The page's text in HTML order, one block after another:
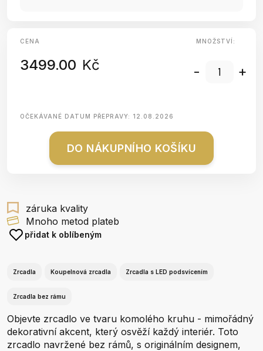
CENA
3499.00 Kč
MNOŽSTVÍ:
- +
OČEKÁVANÉ DATUM PŘEPRAVY: 12.08.2026
DO NÁKUPNÍHO KOŠÍKU
záruka kvality
Mnoho metod plateb
přidat k oblíbeným
Zrcadla Koupelnová zrcadla Zrcadla s LED podsvícením
Zrcadla bez rámu
Objevte zrcadlo ve tvaru komolého kruhu - mimořádný
dekorativní akcent, který osvěží každý interiér. Toto
zrcadlo navržené bez rámů, s originálním designem,